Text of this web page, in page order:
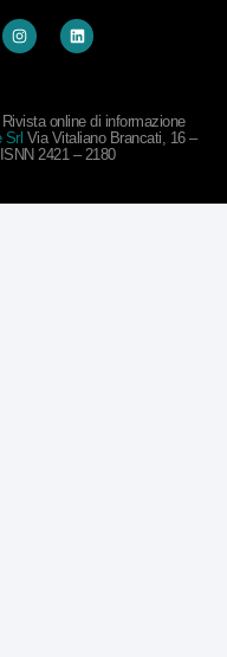
online di informazione
Srl Via Vitaliano Brancati, 16 –
2421 – 2180